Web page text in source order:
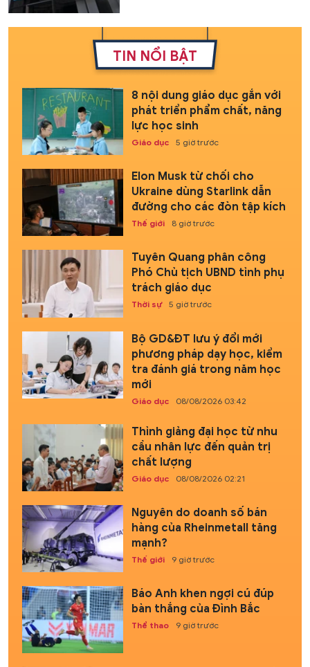
TIN NỔI BẬT
8 nội dung giáo dục gắn với
phát triển phẩm chất, năng
lực học sinh
Giáo dục 5 giờ trước
Elon Musk từ chối cho
Ukraine dùng Starlink dẫn
đường cho các đòn tập kích
Thế giới 8 giờ trước
Tuyên Quang phân công
Phó Chủ tịch UBND tỉnh phụ
trách giáo dục
Thời sự 5 giờ trước
Bộ GD&ĐT lưu ý đổi mới
phương pháp dạy học, kiểm
tra đánh giá trong năm học
mới
Giáo dục 08/08/2026 03:42
Thỉnh giảng đại học từ nhu
cầu nhân lực đến quản trị
chất lượng
Giáo dục 08/08/2026 02:21
Nguyên do doanh số bán
hàng của Rheinmetall tăng
mạnh?
Thế giới 9 giờ trước
Báo Anh khen ngợi cú đúp
bàn thắng của Đình Bắc
Thể thao 9 giờ trước